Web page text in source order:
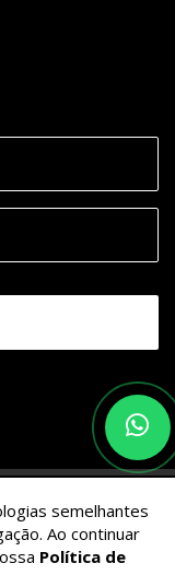
- Todos os Direitos
semelhantes
Ao continuar
Política de